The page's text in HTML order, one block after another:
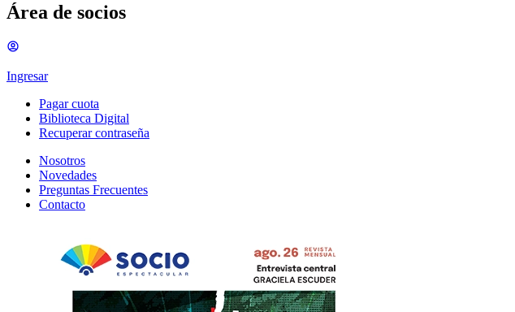
Área de socios
Ingresar
Pagar cuota
Biblioteca Digital
Recuperar contraseña
Nosotros
Novedades
Preguntas Frecuentes
Contacto